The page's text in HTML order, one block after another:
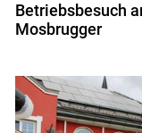
Betriebsbesuch
Mosbrugger